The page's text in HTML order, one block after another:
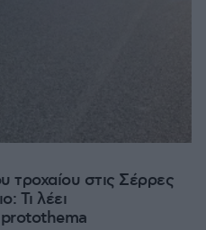
τροχαίου στις Σέρρες
Τι λέει